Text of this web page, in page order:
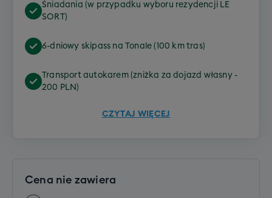
Śniadania (w przypadku wyboru rezydencji LE
SORT)
6-dniowy skipass na Tonale (100 km tras)
Transport autokarem (zniżka za dojazd własny -
200 PLN)
CZYTAJ WIĘCEJ
Cena nie zawiera